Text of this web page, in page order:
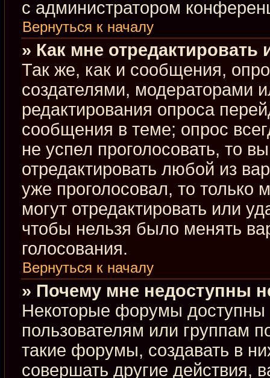
с администратором
Вернуться к началу
» Как мне отредактировать
Так же, как и сообщения,
создателями, модераторами
редактирования опроса
сообщения в теме; опрос
не успел проголосовать, то
отредактировать любой из
уже проголосовал, то
могут отредактировать или
чтобы нельзя было менять
голосования.
Вернуться к началу
» Почему мне недоступны
Некоторые форумы доступны
пользователям или группам
такие форумы, создавать в
совершать другие действия,